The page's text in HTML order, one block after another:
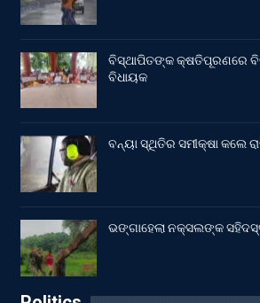
ବିସ୍ଥାପିତଙ୍କ କ୍ଷତିପୂରଣରେ
ବିଧାୟକ
ବନ୍ୟା ସ୍ଥିତିର ସମୀକ୍ଷା କଲେ
ଭଙ୍ଗାହେଲା ନକ୍ସଲଙ୍କ